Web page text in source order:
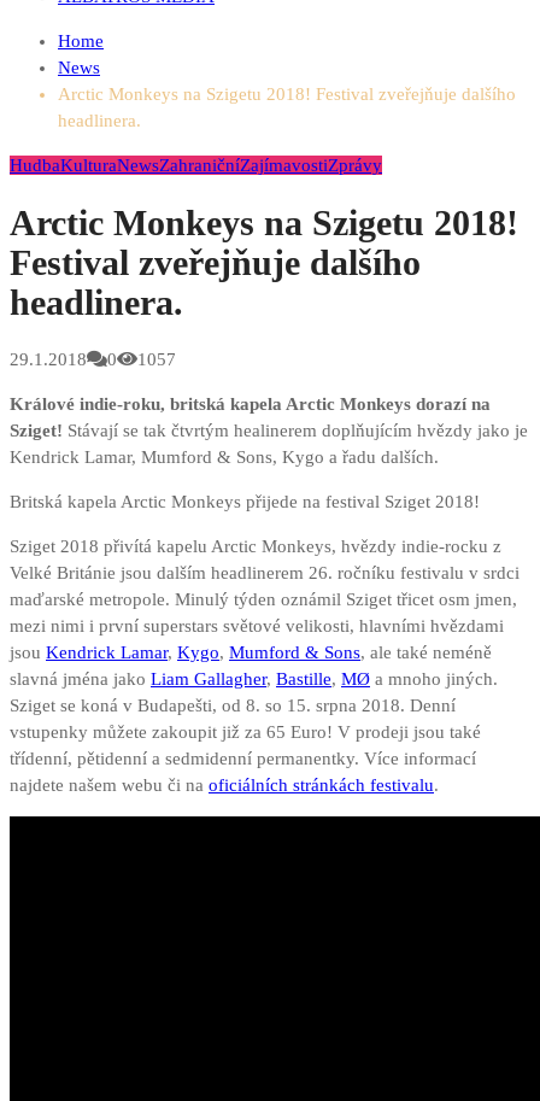
Home
News
Arctic Monkeys na Szigetu 2018! Festival zveřejňuje dalšího
headlinera.
HudbaKulturaNewsZahraničníZajímavostiZprávy
Arctic Monkeys na Szigetu 2018!
Festival zveřejňuje dalšího
headlinera.
29.1.2018 0 1057
Králové indie-roku, britská kapela Arctic Monkeys dorazí na
Sziget! Stávají se tak čtvrtým healinerem doplňujícím hvězdy jako je
Kendrick Lamar, Mumford & Sons, Kygo a řadu dalších.
Britská kapela Arctic Monkeys přijede na festival Sziget 2018!
Sziget 2018 přivítá kapelu Arctic Monkeys, hvězdy indie-rocku z
Velké Británie jsou dalším headlinerem 26. ročníku festivalu v srdci
maďarské metropole. Minulý týden oznámil Sziget třicet osm jmen,
mezi nimi i první superstars světové velikosti, hlavními hvězdami
jsou Kendrick Lamar, Kygo, Mumford & Sons, ale také neméně
slavná jména jako Liam Gallagher, Bastille, MØ a mnoho jiných.
Sziget se koná v Budapešti, od 8. so 15. srpna 2018. Denní
vstupenky můžete zakoupit již za 65 Euro! V prodeji jsou také
třídenní, pětidenní a sedmidenní permanentky. Více informací
najdete našem webu či na oficiálních stránkách festivalu.